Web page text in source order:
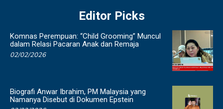
Editor Picks
Komnas Perempuan: “Child Grooming” Muncul
dalam Relasi Pacaran Anak dan Remaja
02/02/2026
Biografi Anwar Ibrahim, PM Malaysia yang
Namanya Disebut di Dokumen Epstein